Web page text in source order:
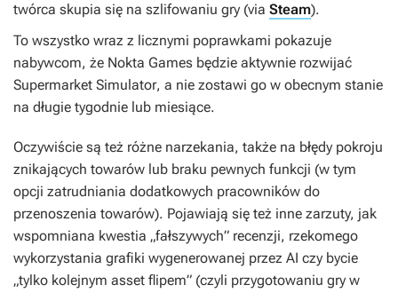
twórca skupia się na szlifowaniu gry (via Steam).
To wszystko wraz z licznymi poprawkami pokazuje
nabywcom, że Nokta Games będzie aktywnie rozwijać
Supermarket Simulator, a nie zostawi go w obecnym stanie
na długie tygodnie lub miesiące.
Oczywiście są też różne narzekania, także na błędy pokroju
znikających towarów lub braku pewnych funkcji (w tym
opcji zatrudniania dodatkowych pracowników do
przenoszenia towarów). Pojawiają się też inne zarzuty, jak
wspomniana kwestia „fałszywych” recenzji, rzekomego
wykorzystania grafiki wygenerowanej przez AI czy bycie
„tylko kolejnym asset flipem” (czyli przygotowaniu gry w